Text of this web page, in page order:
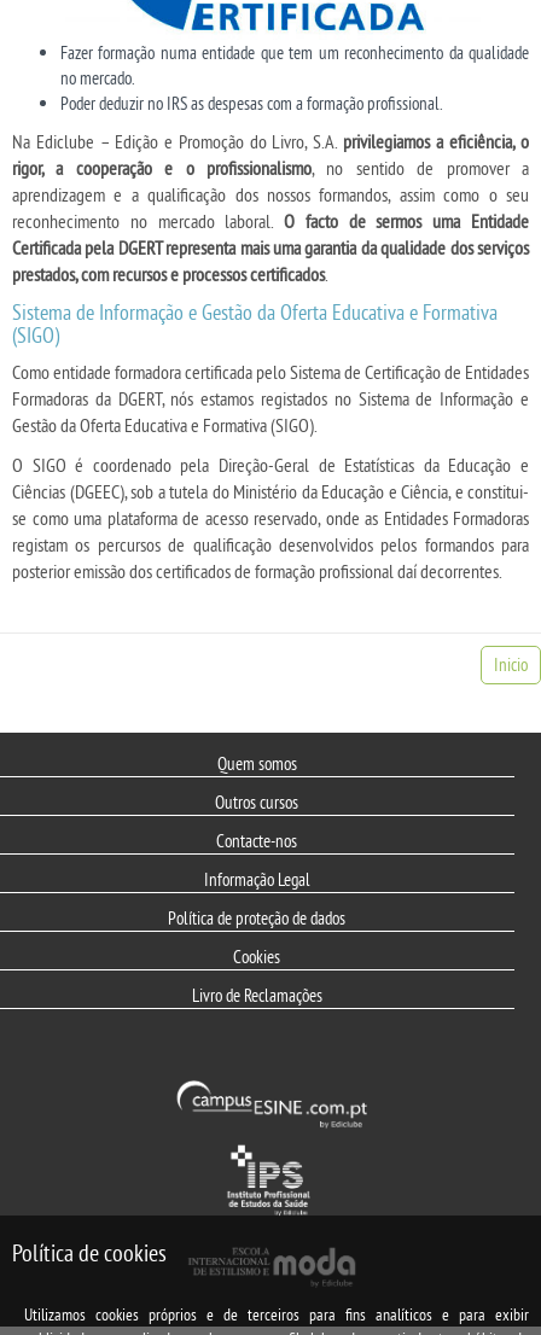
Fazer formação numa entidade que tem um reconhecimento da qualidade
no mercado.
Poder deduzir no IRS as despesas com a formação profissional.
Na Ediclube – Edição e Promoção do Livro, S.A. privilegiamos a eficiência, o
rigor, a cooperação e o profissionalismo, no sentido de promover a
aprendizagem e a qualificação dos nossos formandos, assim como o seu
reconhecimento no mercado laboral.O facto de sermos uma Entidade
Certificada pela DGERT representa mais uma garantia da qualidade dos serviços
prestados, com recursos e processos certificados.
Sistema de Informação e Gestão da Oferta Educativa e Formativa
(SIGO)
Como entidade formadora certificada pelo Sistema de Certificação de Entidades
Formadoras da DGERT, nós estamos registados no Sistema de Informação e
Gestão da Oferta Educativa e Formativa (SIGO).
O SIGO é coordenado pela Direção-Geral de Estatísticas da Educação e
Ciências (DGEEC), sob a tutela do Ministério da Educação e Ciência, e constitui-
se como uma plataforma de acesso reservado, onde as Entidades Formadoras
registam os percursos de qualificação desenvolvidos pelos formandos para
posterior emissão dos certificados de formação profissional daí decorrentes.
Inicio
Quem somos
Outros cursos
Contacte-nos
Informação Legal
Política de proteção de dados
Cookies
Livro de Reclamações
Política de cookies
Utilizamos cookies próprios e de terceiros para fins analíticos e para exibir